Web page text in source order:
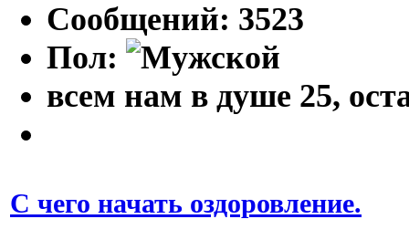
Сообщений: 3523
Пол:
всем нам в душе 25,
С чего начать оздоровление.